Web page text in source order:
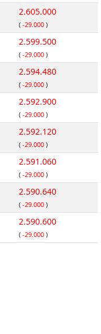
2.605.000
( -29.000 )
2.599.500
( -29.000 )
2.594.480
( -29.000 )
2.592.900
( -29.000 )
2.592.120
( -29.000 )
2.591.060
( -29.000 )
2.590.640
( -29.000 )
2.590.600
( -29.000 )